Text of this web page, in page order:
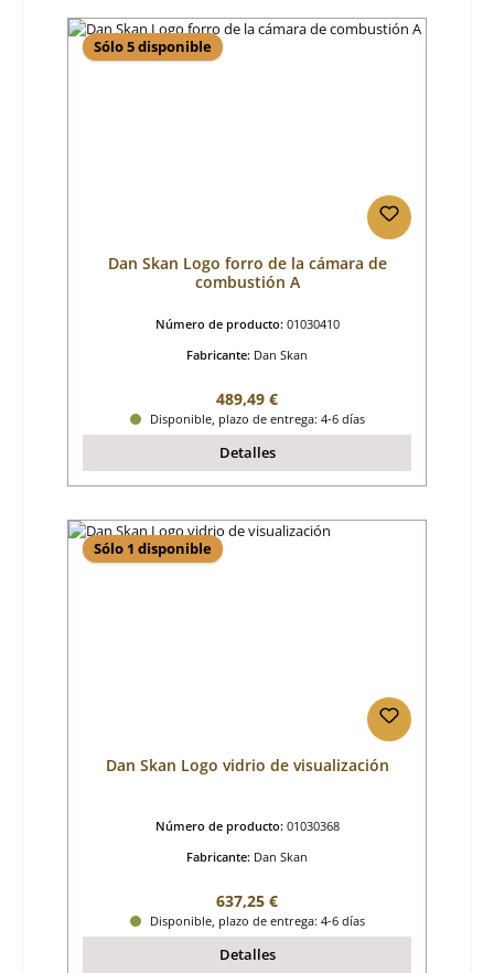
Sólo 5 disponible
Dan Skan Logo forro de la cámara de
combustión A
Número de producto: 01030410
Fabricante: Dan Skan
Precio normal:
489,49 €
Disponible, plazo de entrega: 4-6 días
Detalles
Sólo 1 disponible
Dan Skan Logo vidrio de visualización
Número de producto: 01030368
Fabricante: Dan Skan
Precio normal:
637,25 €
Disponible, plazo de entrega: 4-6 días
Detalles